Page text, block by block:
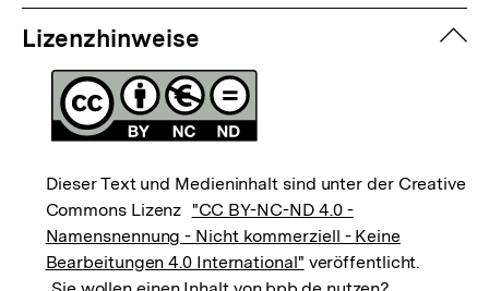
Lizenzhinweise
Dieser Text und Medieninhalt sind unter der Creative
Commons Lizenz "CC BY-NC-ND 4.0 -
Namensnennung - Nicht kommerziell - Keine
Bearbeitungen 4.0 International" veröffentlicht.